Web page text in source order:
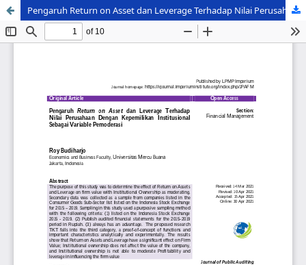
Pengaruh Return on Asset dan Leverage Terhadap Nilai Perusahaan Dengan Kepemilikan Institusional Sebagai Variable Pemoderasi